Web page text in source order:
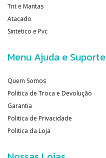
Tnt e Mantas
Atacado
Sintetico e Pvc
Menu Ajuda e Suporte
Quem Somos
Politica de Troca e Devolução
Garantia
Politica de Privacidade
Politica da Loja